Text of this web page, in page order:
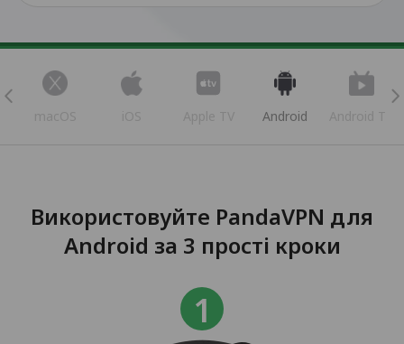
macOS iOS Apple TV Android Android TV
Використовуйте PandaVPN для
Android за 3 прості кроки